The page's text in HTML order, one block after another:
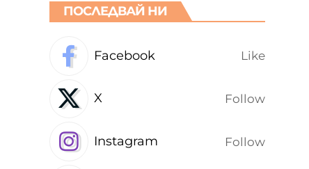
ПОСЛЕДВАЙ НИ
Facebook Like
X Follow
Instagram Follow